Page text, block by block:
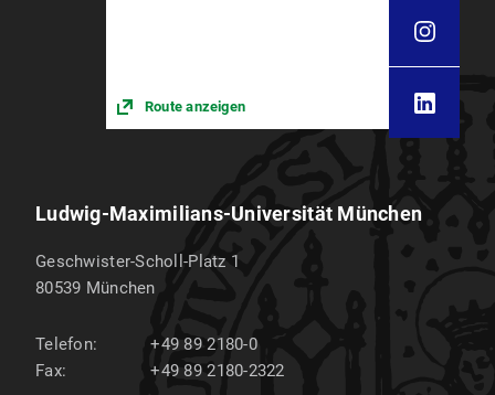
Route anzeigen
Ludwig-Maximilians-Universität München
Geschwister-Scholl-Platz 1
80539 München
Telefon:
+49 89 2180-0
Fax:
+49 89 2180-2322